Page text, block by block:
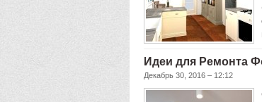
Идеи для Ремонта
Декабрь 30, 2016 – 12:12